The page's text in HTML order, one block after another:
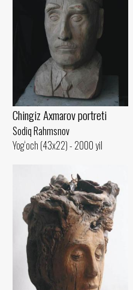
Chingiz Axmarov portreti
Sodiq Rahmsnov
Yog‘och (43x22) - 2000 yil